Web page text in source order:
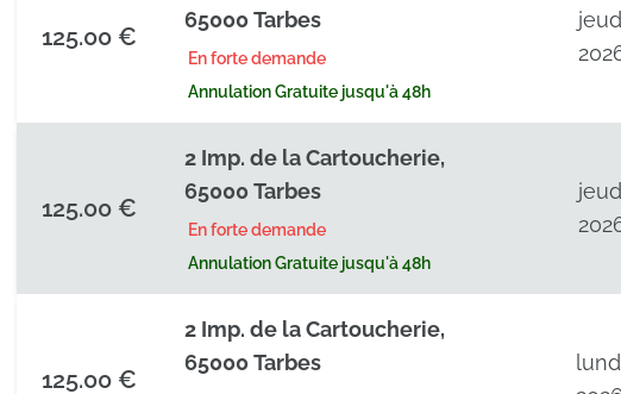
125.00 €
65000 Tarbes
En forte demande
Annulation Gratuite jusqu'à 48h
125.00 €
2 Imp. de la Cartoucherie,
65000 Tarbes
En forte demande
Annulation Gratuite jusqu'à 48h
125.00 €
2 Imp. de la Cartoucherie,
65000 Tarbes